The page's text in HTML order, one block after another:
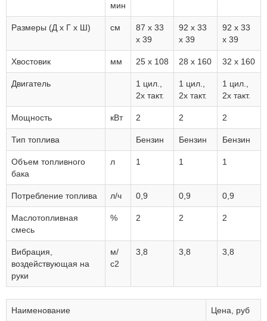
мин
Размеры (Д х Г х Ш) см
87 х 33
х 39
92 х 33
х 39
92 х 33
х 39
Хвостовик мм 25 x 108 28 x 160 32 x 160
Двигатель
1 цил.,
2х такт.
1 цил.,
2х такт.
1 цил.,
2х такт.
Мощность кВт 2 2 2
Тип топлива Бензин Бензин Бензин
Объем топливного
бака
л 1 1 1
Потребление топлива л/ч 0,9 0,9 0,9
Маслотопливная
смесь
% 2 2 2
Вибрация,
воздействующая на
руки
м/
с2
3,8 3,8 3,8
Наименование Цена, руб